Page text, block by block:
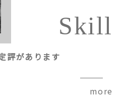
Skill
評があります
more